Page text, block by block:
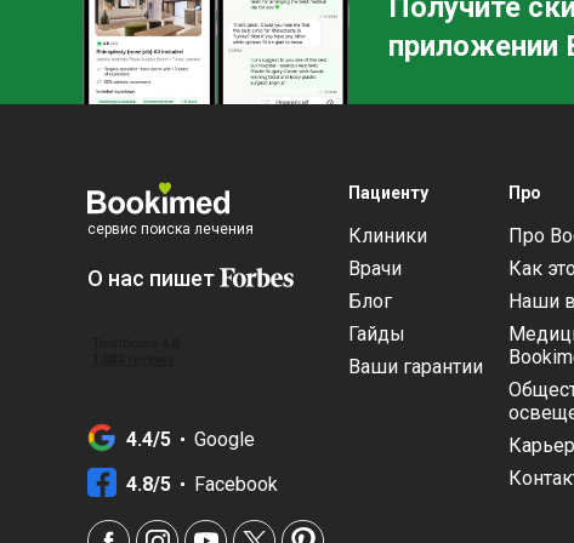
длину, я бы рекомендовала заранее собрать
информацию! К этому времени я узнала, что
имплантат Coloplast НЕ растет в длину, как
Получите
приложении
сервис поиска лечения
О нас пишет
4.4/5
Google
4.8/5
Facebook
Пациенту
Клиники
Врачи
Блог
Гайды
Ваши гарантии
Про
Про
Как
Наши